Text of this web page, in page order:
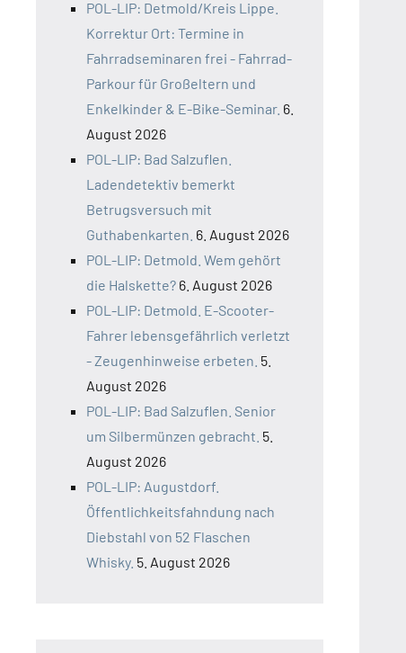
POL-LIP: Detmold/Kreis Lippe.
Korrektur Ort: Termine in
Fahrradseminaren frei - Fahrrad-
Parkour für Großeltern und
Enkelkinder & E-Bike-Seminar. 6.
August 2026
POL-LIP: Bad Salzuflen.
Ladendetektiv bemerkt
Betrugsversuch mit
Guthabenkarten. 6. August 2026
POL-LIP: Detmold. Wem gehört
die Halskette? 6. August 2026
POL-LIP: Detmold. E-Scooter-
Fahrer lebensgefährlich verletzt
- Zeugenhinweise erbeten. 5.
August 2026
POL-LIP: Bad Salzuflen. Senior
um Silbermünzen gebracht. 5.
August 2026
POL-LIP: Augustdorf.
Öffentlichkeitsfahndung nach
Diebstahl von 52 Flaschen
Whisky. 5. August 2026